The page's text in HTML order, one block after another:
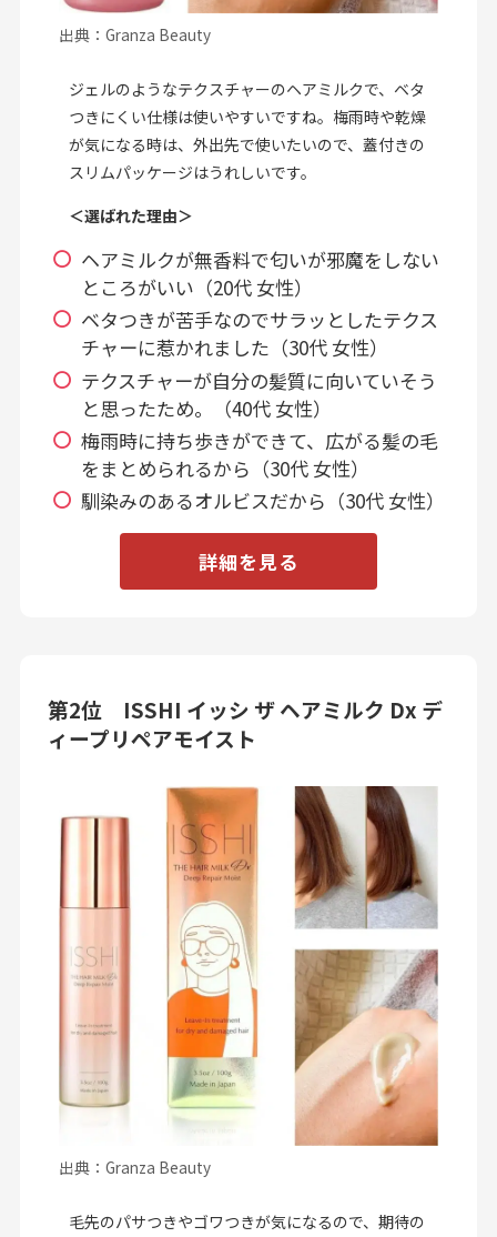
出典：Granza Beauty
ジェルのようなテクスチャーのヘアミルクで、ベタ
つきにくい仕様は使いやすいですね。梅雨時や乾燥
が気になる時は、外出先で使いたいので、蓋付きの
スリムパッケージはうれしいです。
＜選ばれた理由＞
ヘアミルクが無香料で匂いが邪魔をしない
ところがいい（20代 女性）
ベタつきが苦手なのでサラッとしたテクス
チャーに惹かれました（30代 女性）
テクスチャーが自分の髪質に向いていそう
と思ったため。（40代 女性）
梅雨時に持ち歩きができて、広がる髪の毛
をまとめられるから（30代 女性）
馴染みのあるオルビスだから（30代 女性）
詳細を見る
第2位 ISSHI イッシ ザ ヘアミルク Dx デ
ィープリペアモイスト
出典：Granza Beauty
毛先のパサつきやゴワつきが気になるので、期待の